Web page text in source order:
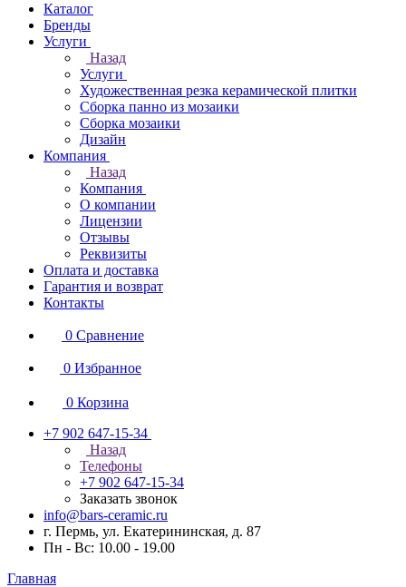
Каталог
Бренды
Услуги
Назад
Услуги
Художественная резка керамической плитки
Сборка панно из мозаики
Сборка мозаики
Дизайн
Компания
Назад
Компания
О компании
Лицензии
Отзывы
Реквизиты
Оплата и доставка
Гарантия и возврат
Контакты
0 Сравнение
0 Избранное
0 Корзина
+7 902 647-15-34
Назад
Телефоны
+7 902 647-15-34
Заказать звонок
info@bars-ceramic.ru
г. Пермь, ул. Екатерининская, д. 87
Пн - Вс: 10.00 - 19.00
Главная